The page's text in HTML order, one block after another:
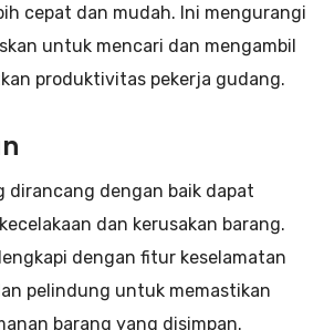
cepat dan mudah. Ini mengurangi
untuk mencari dan mengambil
produktivitas pekerja gudang.
dirancang dengan baik dapat
dan kerusakan barang.
dengan fitur keselamatan
pelindung untuk memastikan
barang yang disimpan.